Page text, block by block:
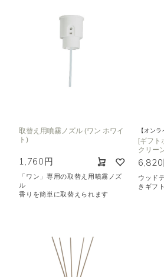
取替え用噴霧ノズル (ワン ホワイ
ト)
1,760円
「ワン」専用の取替え用噴霧ノズ
ル
香りを簡単に取替えられます
【オン
[ギフト
クリー
6,820
ウッド
きギフ